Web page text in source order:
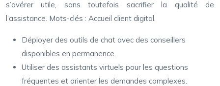
s’avérer utile, sans toutefois sacrifier la qualité de
l’assistance. Mots-clés : Accueil client digital.
Déployer des outils de chat avec des conseillers
disponibles en permanence.
Utiliser des assistants virtuels pour les questions
fréquentes et orienter les demandes complexes.